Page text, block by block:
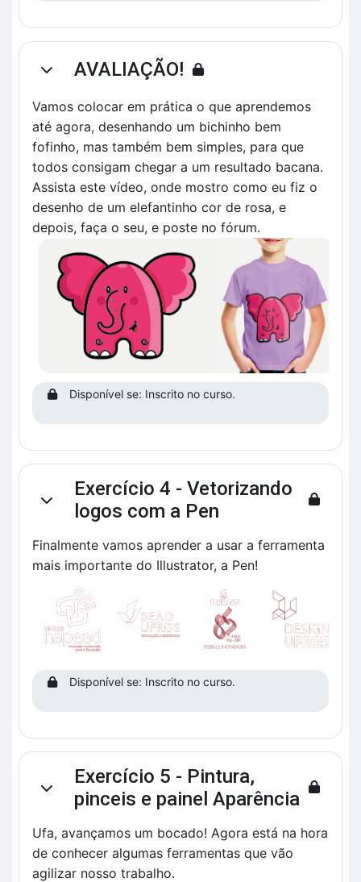
ContrairAVALIAÇÃO!
Vamos colocar em prática o que aprendemos
até agora, desenhando um bichinho bem
fofinho, mas também bem simples, para que
todos consigam chegar a um resultado bacana.
Assista este vídeo, onde mostro como eu fiz o
desenho de um elefantinho cor de rosa, e
depois, faça o seu, e poste no fórum.
Disponível se: Inscrito no curso.
Contrair
Exercício 4 - Vetorizando
logos com a Pen
Finalmente vamos aprender a usar a ferramenta
mais importante do Illustrator, a Pen!
Disponível se: Inscrito no curso.
Contrair
Exercício 5 - Pintura,
pinceis e painel Aparência
Ufa, avançamos um bocado! Agora está na hora
de conhecer algumas ferramentas que vão
agilizar nosso trabalho.